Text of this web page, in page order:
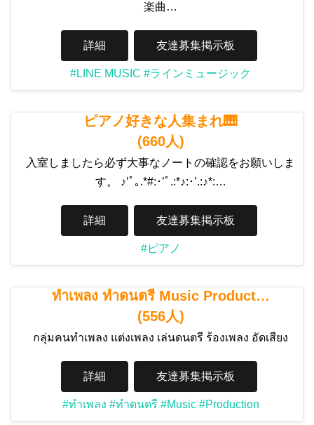
楽曲…
詳細 友達募集掲示板
#LINE MUSIC #ラインミュージック
ピアノ好きな人集まれ🎹
(660人)
入室しましたら必ず大事なノートの確認をお願いしま
す。 ♪’ﾟ｡.*#:･’ﾟ.:*♪:･’.:♪*:…
詳細 友達募集掲示板
#ピアノ
ทำเพลง ทำดนตรี Music Product…
(556人)
กลุ่มคนทำเพลง แต่งเพลง เล่นดนตรี ร้องเพลง อัดเสียง
詳細 友達募集掲示板
#ทำเพลง #ทำดนตรี #Music #Production